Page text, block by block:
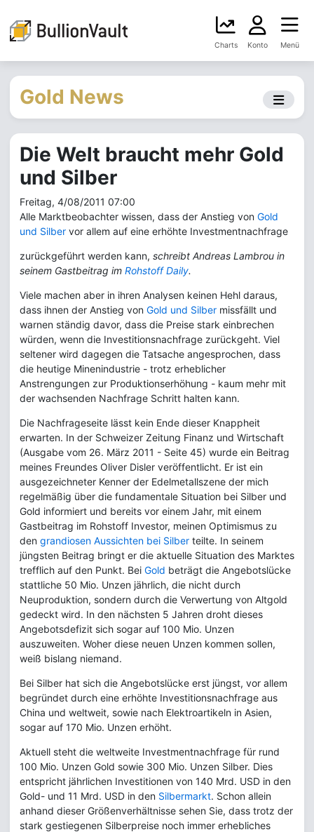
Charts Konto Menü
Gold News
Die Welt braucht mehr Gold
und Silber
Freitag, 4/08/2011 07:00
Alle Marktbeobachter wissen, dass der Anstieg von Gold
und Silber vor allem auf eine erhöhte Investmentnachfrage
zurückgeführt werden kann, schreibt Andreas Lambrou in
seinem Gastbeitrag im Rohstoff Daily.
Viele machen aber in ihren Analysen keinen Hehl daraus,
dass ihnen der Anstieg von Gold und Silber missfällt und
warnen ständig davor, dass die Preise stark einbrechen
würden, wenn die Investitionsnachfrage zurückgeht. Viel
seltener wird dagegen die Tatsache angesprochen, dass
die heutige Minenindustrie - trotz erheblicher
Anstrengungen zur Produktionserhöhung - kaum mehr mit
der wachsenden Nachfrage Schritt halten kann.
Die Nachfrageseite lässt kein Ende dieser Knappheit
erwarten. In der Schweizer Zeitung Finanz und Wirtschaft
(Ausgabe vom 26. März 2011 - Seite 45) wurde ein Beitrag
meines Freundes Oliver Disler veröffentlicht. Er ist ein
ausgezeichneter Kenner der Edelmetallszene der mich
regelmäßig über die fundamentale Situation bei Silber und
Gold informiert und bereits vor einem Jahr, mit einem
Gastbeitrag im Rohstoff Investor, meinen Optimismus zu
den grandiosen Aussichten bei Silber teilte. In seinem
jüngsten Beitrag bringt er die aktuelle Situation des Marktes
trefflich auf den Punkt. Bei Gold beträgt die Angebotslücke
stattliche 50 Mio. Unzen jährlich, die nicht durch
Neuproduktion, sondern durch die Verwertung von Altgold
gedeckt wird. In den nächsten 5 Jahren droht dieses
Angebotsdefizit sich sogar auf 100 Mio. Unzen
auszuweiten. Woher diese neuen Unzen kommen sollen,
weiß bislang niemand.
Bei Silber hat sich die Angebotslücke erst jüngst, vor allem
begründet durch eine erhöhte Investitionsnachfrage aus
China und weltweit, sowie nach Elektroartikeln in Asien,
sogar auf 170 Mio. Unzen erhöht.
Aktuell steht die weltweite Investmentnachfrage für rund
100 Mio. Unzen Gold sowie 300 Mio. Unzen Silber. Dies
entspricht jährlichen Investitionen von 140 Mrd. USD in den
Gold- und 11 Mrd. USD in den Silbermarkt. Schon allein
anhand dieser Größenverhältnisse sehen Sie, dass trotz der
stark gestiegenen Silberpreise noch immer erhebliches